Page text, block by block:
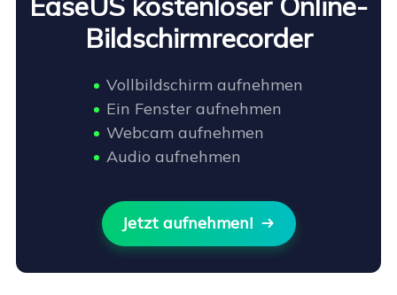
Bildschirmrecorder
Vollbildschirm aufnehmen
Ein Fenster aufnehmen
Webcam aufnehmen
Audio aufnehmen
Jetzt aufnehmen! 